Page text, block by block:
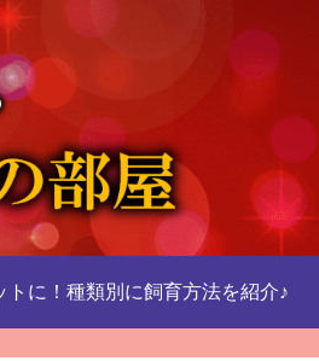
トに！種類別に飼育方法を紹介♪